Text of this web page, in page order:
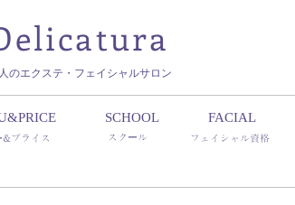
のエクステ・フェイシャルサロン
SCHOOL FACIAL
&プライス スクール フェイシャル資格